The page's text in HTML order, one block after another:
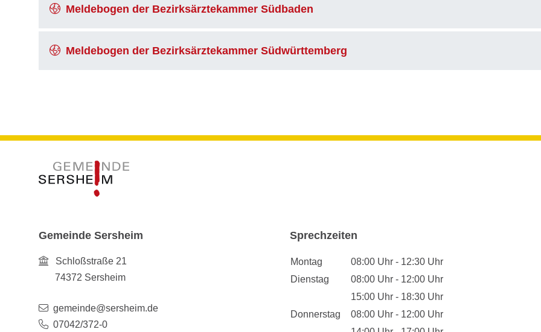
Meldebogen der Bezirksärztekammer Südbaden
Meldebogen der Bezirksärztekammer Südwürttemberg
Gemeinde Sersheim
Schloßstraße 21
74372 Sersheim
gemeinde@sersheim.de
07042/372-0
Sprechzeiten
Montag
08:00 Uhr - 12:30 Uhr
Dienstag
08:00 Uhr - 12:00 Uhr
15:00 Uhr - 18:30 Uhr
Donnerstag
08:00 Uhr - 12:00 Uhr